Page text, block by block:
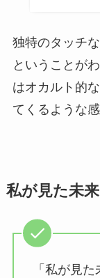
独特のタッチ
ということが
はオカルト的
てくるような
私が見た未
「私が見